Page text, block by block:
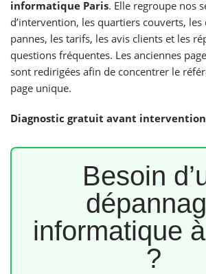
informatique Paris. Elle regroupe nos
d’intervention, les quartiers couverts, les
pannes, les tarifs, les avis clients et les
questions fréquentes. Les anciennes
sont redirigées afin de concentrer le
page unique.
Diagnostic gratuit avant
Besoin
informatique
?